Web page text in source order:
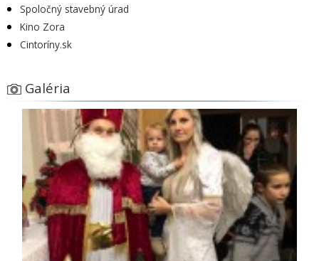
Spoločný stavebný úrad
Kino Zora
Cintoríny.sk
Galéria